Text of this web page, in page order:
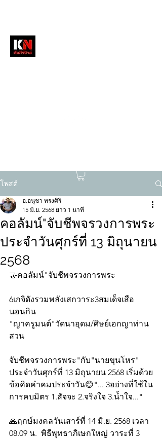
โพสต์
คอลัมน์"จับชีพจรวงการพระ
ประจำวันศุกร์ที่ 13 มิถุนายน
2568
อ.อนุชา ทรงศิริ
15 มิ.ย. 2568 ยาว 1 นาที
🤝คอลัมน์"จับชีพจรวงการพระ
6เกจิดังรวมพลังเสกวาระ3สมเด็จเสือ
นอนกิน
"ญาครูมนต์"วัดนาอุดม/ศิษย์เอกญาท่าน
สวน
จับชีพจรวงการพระ"กับ"นายขุนโหร"
ประจำวันศุกร์ที่ 13 มิถุนายน 2568 เริ่มด้วย
ข้อคิดคำคมประจำวัน😊"... 3อย่างที่ใช้ใน
การคบมิตร 1.สัจจะ 2.จริงใจ 3.น้ำใจ..."
🙏ฤกษ์มงคลวันเสาร์ที่ 14 มิ.ย. 2568 เวลา
08.09 น.  พิธีพุทธาภิเษกใหญ่ วาระที่ 3